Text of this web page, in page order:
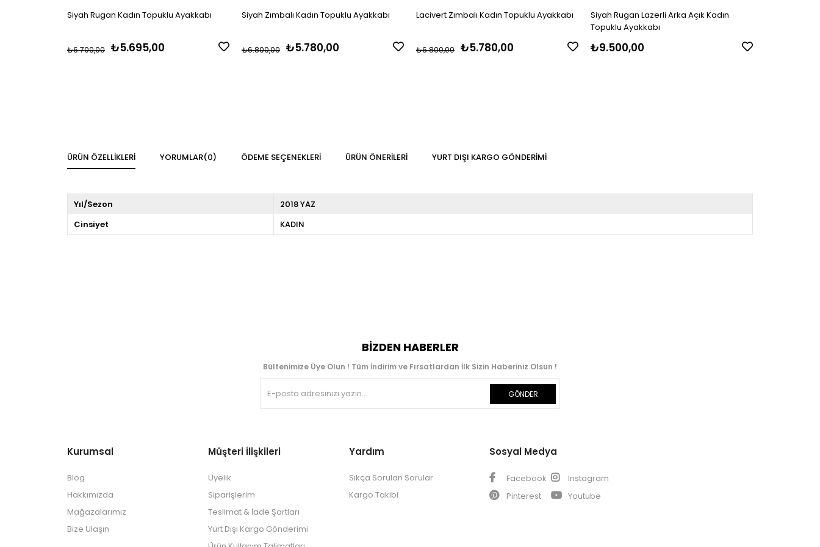
Siyah Rugan Kadın Topuklu Ayakkabı
₺5.695,00
₺6.700,00
Siyah Zımbalı Kadın Topuklu Ayakkabı
₺5.780,00
₺6.800,00
Lacivert Zımbalı Kadın Topuklu Ayakkabı
₺5.780,00
₺6.800,00
Siyah Rugan Lazerli Arka Açık Kadın
Topuklu Ayakkabı
₺9.500,00
ÜRÜN ÖZELLIKLERI YORUMLAR(0) ÖDEME SEÇENEKLERI ÜRÜN ÖNERILERI YURT DIŞI KARGO GÖNDERIMI
Yıl/Sezon
2018 YAZ
Cinsiyet
KADIN
BIZDEN HABERLER
Bültenimize Üye Olun ! Tüm İndirim ve Fırsatlardan İlk Sizin Haberiniz Olsun !
GÖNDER
Kurumsal
Blog
Hakkımızda
Mağazalarımız
Bize Ulaşın
Müşteri İlişkileri
Üyelik
Siparişlerim
Teslimat & İade Şartları
Yurt Dışı Kargo Gönderimi
Yardım
Sıkça Sorulan Sorular
Kargo Takibi
Sosyal Medya
Facebook
Instagram
Pinterest
Youtube